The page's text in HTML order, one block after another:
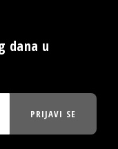
dana u
PRIJAVI SE